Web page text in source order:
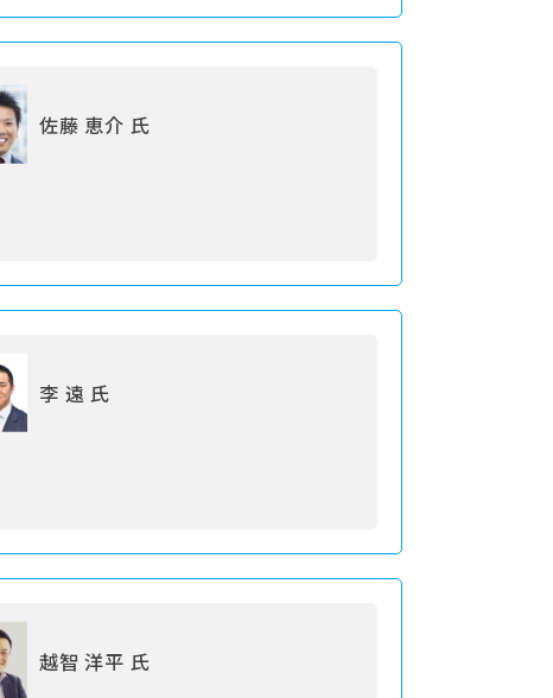
佐藤 恵介 氏
李 遠 氏
越智 洋平 氏